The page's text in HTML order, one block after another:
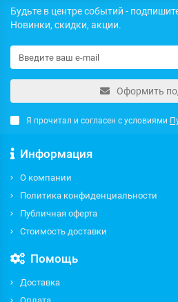
Будьте в центре событий -
Новинки, скидки, акции.
Оформить
Я прочитал и согласен с условиями
Информация
О компании
Политика конфиденциальности
Публичная оферта
Стоимость доставки
Помощь
Доставка